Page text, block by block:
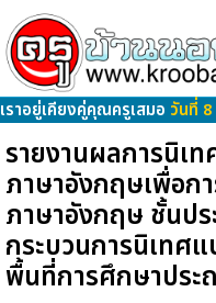
เราอยู่เคียงคู่คุณครูเสมอ วันที่
รายงานผลการนิเ
ภาษาอังกฤษเพื่อก
ภาษาอังกฤษ ชั้นป
กระบวนการนิเทศ
พื้นที่การศึกษาประ